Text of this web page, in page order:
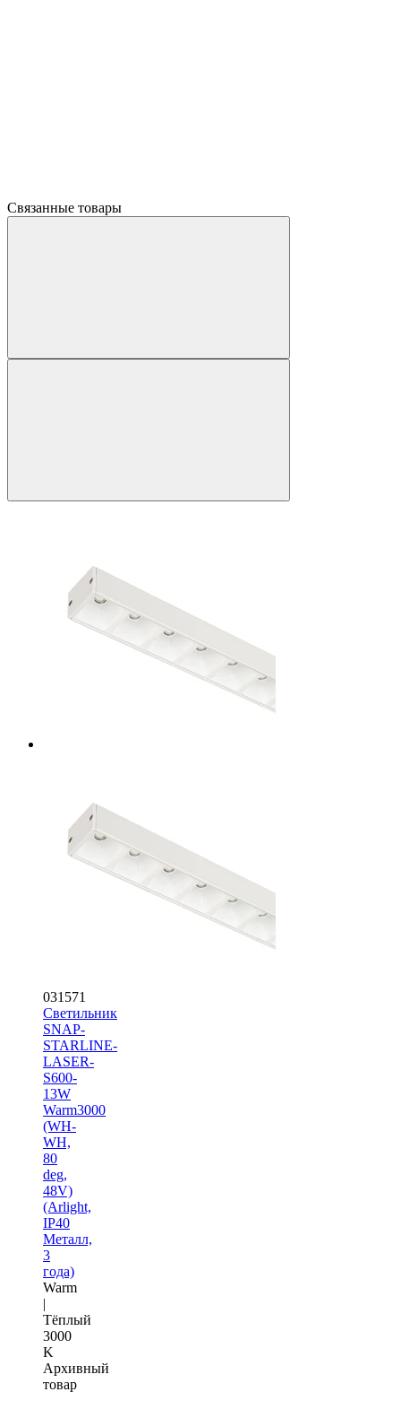
Связанные товары
031571
Светильник
SNAP-
STARLINE-
LASER-
S600-
13W
Warm3000
(WH-
WH,
80
deg,
48V)
(Arlight,
IP40
Металл,
3
года)
Warm
|
Тёплый
3000
K
Архивный
товар